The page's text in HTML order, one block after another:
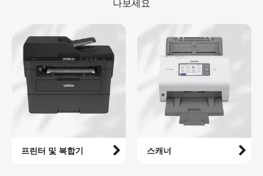
나보세요
프린터 및 복합기 스캐너